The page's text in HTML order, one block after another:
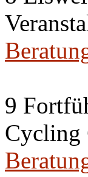
9
Cycling